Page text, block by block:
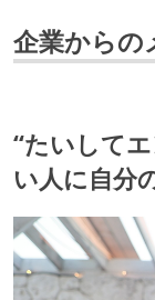
アである
最新技術を
れ、参加者
している
開発メンバ
企業からの
“たいして
い人に自分